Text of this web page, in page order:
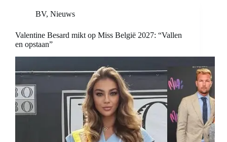
BV, Nieuws
Valentine Besard mikt op Miss België 2027: “Vallen
en opstaan”